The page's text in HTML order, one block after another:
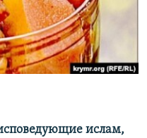
ислам,